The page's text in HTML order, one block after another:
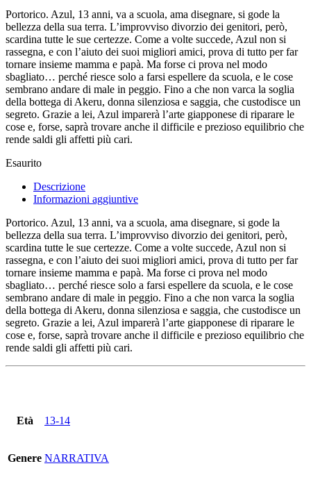
Portorico. Azul, 13 anni, va a scuola, ama disegnare, si gode la
bellezza della sua terra. L’improvviso divorzio dei genitori, però,
scardina tutte le sue certezze. Come a volte succede, Azul non si
rassegna, e con l’aiuto dei suoi migliori amici, prova di tutto per far
tornare insieme mamma e papà. Ma forse ci prova nel modo
sbagliato… perché riesce solo a farsi espellere da scuola, e le cose
sembrano andare di male in peggio. Fino a che non varca la soglia
della bottega di Akeru, donna silenziosa e saggia, che custodisce un
segreto. Grazie a lei, Azul imparerà l’arte giapponese di riparare le
cose e, forse, saprà trovare anche il difficile e prezioso equilibrio che
rende saldi gli affetti più cari.
Esaurito
Descrizione
Informazioni aggiuntive
Portorico. Azul, 13 anni, va a scuola, ama disegnare, si gode la
bellezza della sua terra. L’improvviso divorzio dei genitori, però,
scardina tutte le sue certezze. Come a volte succede, Azul non si
rassegna, e con l’aiuto dei suoi migliori amici, prova di tutto per far
tornare insieme mamma e papà. Ma forse ci prova nel modo
sbagliato… perché riesce solo a farsi espellere da scuola, e le cose
sembrano andare di male in peggio. Fino a che non varca la soglia
della bottega di Akeru, donna silenziosa e saggia, che custodisce un
segreto. Grazie a lei, Azul imparerà l’arte giapponese di riparare le
cose e, forse, saprà trovare anche il difficile e prezioso equilibrio che
rende saldi gli affetti più cari.
Età 13-14
Genere NARRATIVA